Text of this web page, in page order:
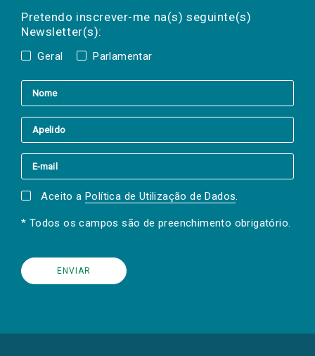
Pretendo inscrever-me na(s) seguinte(s)
Newsletter(s):
Geral Parlamentar
a(s) newsletter(s).
mail
Aceito a Política de Utilização de Dados.
* Todos os campos são de preenchimento obrigatório.